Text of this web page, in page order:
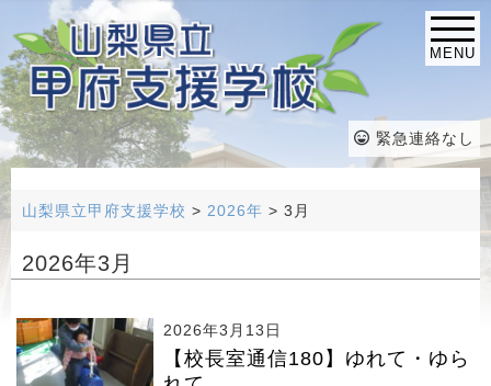
MENU
緊急連絡なし
山梨県立甲府支援学校 > 2026年 > 3月
2026年3月
2026年3月13日
【校長室通信180】ゆれて・ゆら